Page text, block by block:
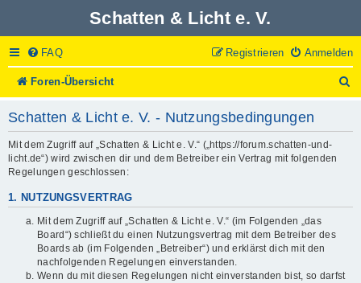
Schatten & Licht e. V.
FAQ Anmelden
Registrieren
Foren-Übersicht
u
Schatten & Licht e. V. - Nutzungsbedingungen
Mit dem Zugriff auf „Schatten & Licht e. V.“ („https://forum.schatten-und-
licht.de“) wird zwischen dir und dem Betreiber ein Vertrag mit folgenden
Regelungen geschlossen:
1. NUTZUNGSVERTRAG
Mit dem Zugriff auf „Schatten & Licht e. V.“ (im Folgenden „das
Board“) schließt du einen Nutzungsvertrag mit dem Betreiber des
Boards ab (im Folgenden „Betreiber“) und erklärst dich mit den
nachfolgenden Regelungen einverstanden.
Wenn du mit diesen Regelungen nicht einverstanden bist, so darfst